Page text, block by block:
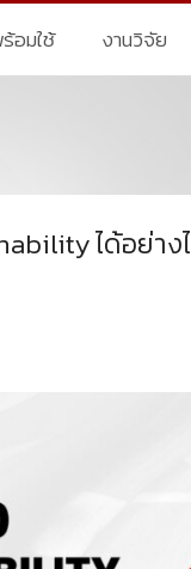
อมใช้ งานวิจัย
ได้อย่าง